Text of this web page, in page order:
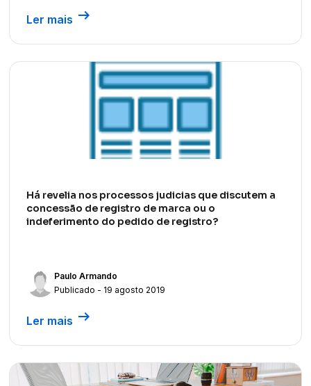
Ler mais arrow_right_alt
Há revelia nos processos judicias que discutem a
concessão de registro de marca ou o
indeferimento do pedido de registro?
Paulo Armando
Publicado - 19 agosto 2019
Ler mais arrow_right_alt